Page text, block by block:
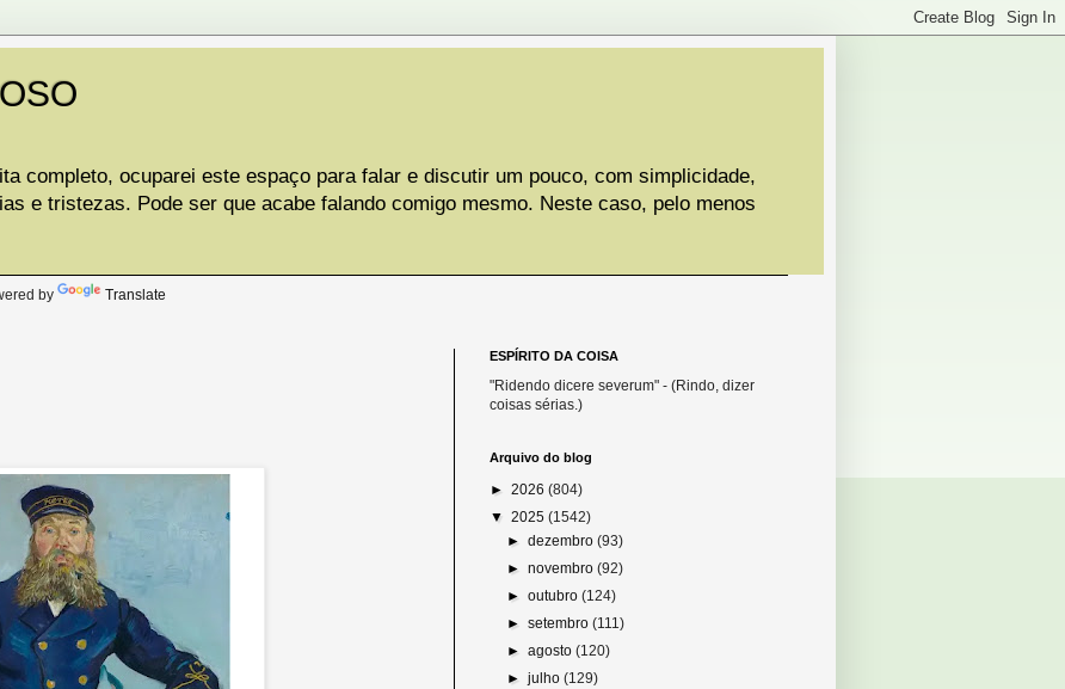
completo, ocuparei este espaço para falar e discutir um pouco, com simplicidade,
e tristezas. Pode ser que acabe falando comigo mesmo. Neste caso, pelo menos
by Translate
ESPÍRITO DA COISA
"Ridendo dicere severum" - (Rindo, dizer
coisas sérias.)
Arquivo do blog
► 2026 (804)
▼ 2025 (1542)
►dezembro(93)
►novembro(92)
►outubro(124)
►setembro(111)
►agosto(120)
►julho(129)